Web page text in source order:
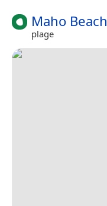
Maho Beach
plage